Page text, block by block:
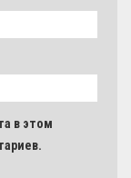
в этом